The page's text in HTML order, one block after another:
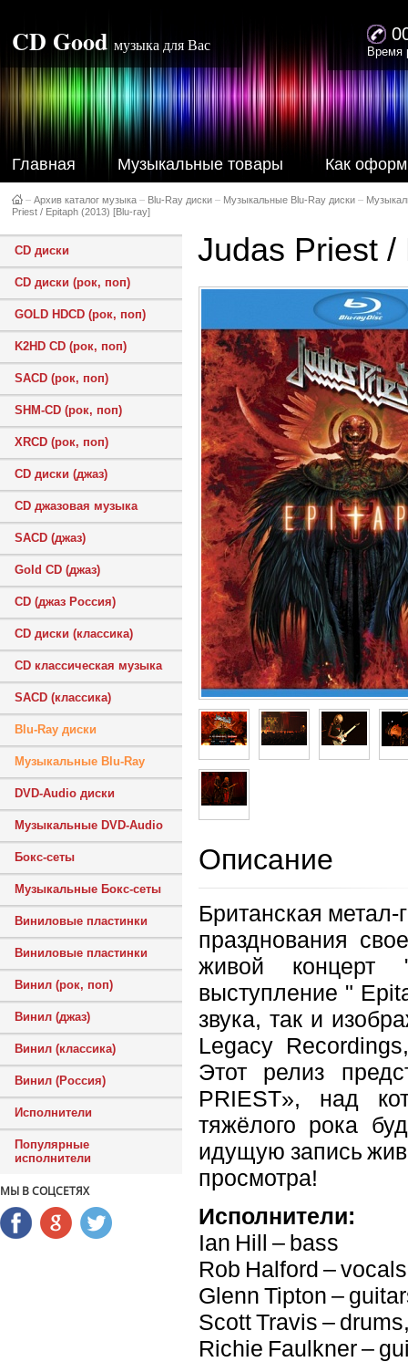
CD Good музыка для Вас Время
Главная Музыкальные товары Как
– Архив каталог музыка – Blu-Ray диски – Музыкальные Blu-Ray диски –
Priest / Epitaph (2013) [Blu-ray]
CD диски
CD диски (рок, поп)
GOLD HDCD (рок, поп)
K2HD CD (рок, поп)
SACD (рок, поп)
SHM-CD (рок, поп)
XRCD (рок, поп)
CD диски (джаз)
CD джазовая музыка
SACD (джаз)
Gold CD (джаз)
CD (джаз Россия)
CD диски (классика)
CD классическая музыка
SACD (классика)
Blu-Ray диски
Музыкальные Blu-Ray
DVD-Audio диски
Музыкальные DVD-Audio
Бокс-сеты
Музыкальные Бокс-сеты
Виниловые пластинки
Виниловые пластинки
Винил (рок, поп)
Винил (джаз)
Винил (классика)
Винил (Россия)
Исполнители
Популярные
исполнители
МЫ В СОЦСЕТЯХ
Judas Priest /
Описание
Британская
празднования
живой концерт
выступление "
звука, так и
Legacy
Этот релиз
PRIEST», над
тяжёлого рока
идущую запись
просмотра!
Исполнители:
Ian Hill – bass
Rob Halford – vocals
Glenn Tipton –
Scott Travis –
Richie Faulkner –